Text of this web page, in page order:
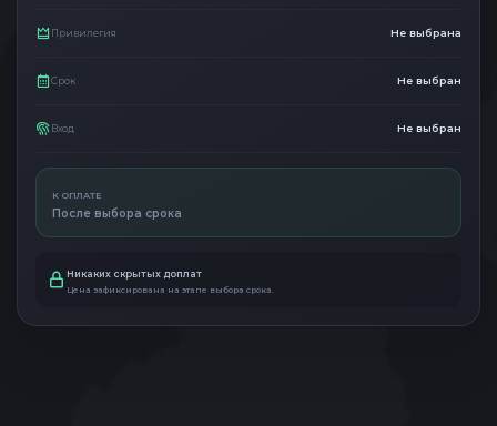
Привилегия Не выбрана
Срок Не выбран
Вход Не выбран
К ОПЛАТЕ
После выбора срока
Никаких скрытых доплат
Цена зафиксирована на этапе выбора срока.